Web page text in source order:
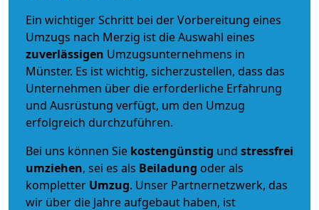
Ein wichtiger Schritt bei der Vorbereitung eines
Umzugs nach Merzig ist die Auswahl eines
zuverlässigen Umzugsunternehmens in
Münster. Es ist wichtig, sicherzustellen, dass das
Unternehmen über die erforderliche Erfahrung
und Ausrüstung verfügt, um den Umzug
erfolgreich durchzuführen.
Bei uns können Sie kostengünstig und stressfrei
umziehen, sei es als Beiladung oder als
kompletter Umzug. Unser Partnernetzwerk, das
wir über die Jahre aufgebaut haben, ist